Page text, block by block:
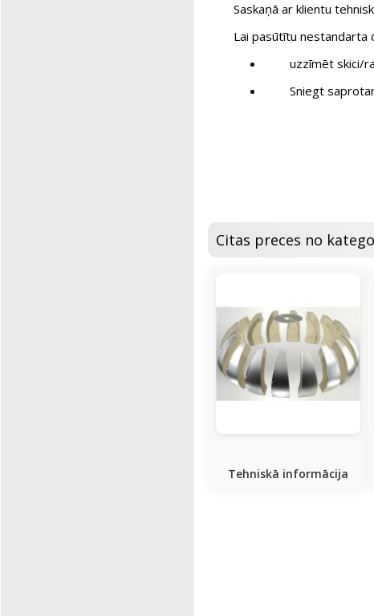
Saskaņā ar klientu
Lai pasūtītu nestandarta
uzzīmēt skici/
Sniegt
Citas preces no
Tehniskā informācija